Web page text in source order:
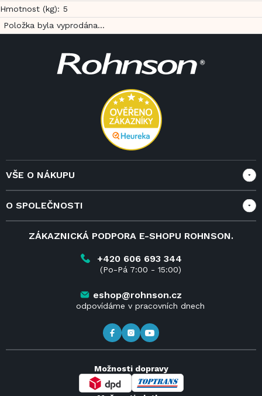
Hmotnost (kg): 5
Položka byla vyprodána…
VŠE O NÁKUPU
Doprava a služby
Reklamace
Vrácení zboží do 14 dnů
O SPOLEČNOSTI
ZÁKAZNICKÁ PODPORA E-SHOPU ROHNSON.
+420 606 693 344
(Po-Pá 7:00 - 15:00)
eshop@rohnson.cz
odpovídáme v pracovních dnech
Možnosti dopravy